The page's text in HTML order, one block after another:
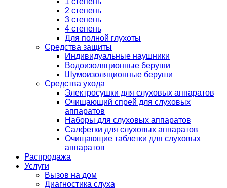
2 степень
3 степень
4 степень
Для полной глухоты
Средства защиты
Индивидуальные наушники
Водоизоляционные беруши
Шумоизоляционные беруши
Средства ухода
Электросушки для слуховых аппаратов
Очищающий спрей для слуховых
аппаратов
Наборы для слуховых аппаратов
Салфетки для слуховых аппаратов
Очищающие таблетки для слуховых
аппаратов
Распродажа
Услуги
Вызов на дом
Диагностика слуха